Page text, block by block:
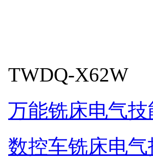
TWDQ-X62W
万能铣床电气
数控车铣床电